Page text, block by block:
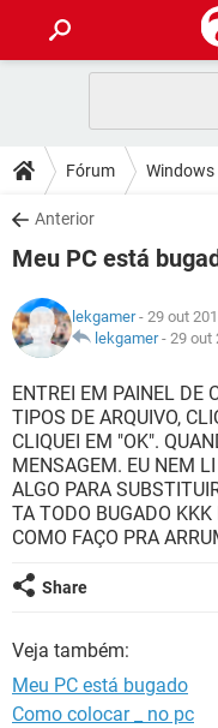
CELULAR
OUTLOOK
INSTAGRAM
GUIA DE COMPRAS
DICAS
JOGOS
INSTAGRAM
GUIA DE COMPRAS
DOWNLOADS
JOGOS
CELULAR
OUTLOOK
INSTAGRAM
GUIA DE COMPRAS
JOGOS
CELULAR
OUTLOOK
INSTAGRAM
GUIA DE COMPRAS
GLOSSÁRIO
JOGOS
CELULAR
OUTLOOK
INSTAGRAM
GUIA DE COMPRAS
Fórum Windows
Anterior
Meu PC está
lekgamer- 29 out
lekgamer- 29 out
ENTREI EM PAINEL DE
TIPOS DE ARQUIVO,
CLIQUEI EM "OK".
MENSAGEM. EU NEM
ALGO PARA
TA TODO BUGADO
COMO FAÇO PRA
Share
Veja também:
Meu PC está bugado
Como colocar _ no pc